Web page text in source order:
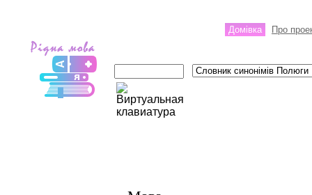
Домівка Про